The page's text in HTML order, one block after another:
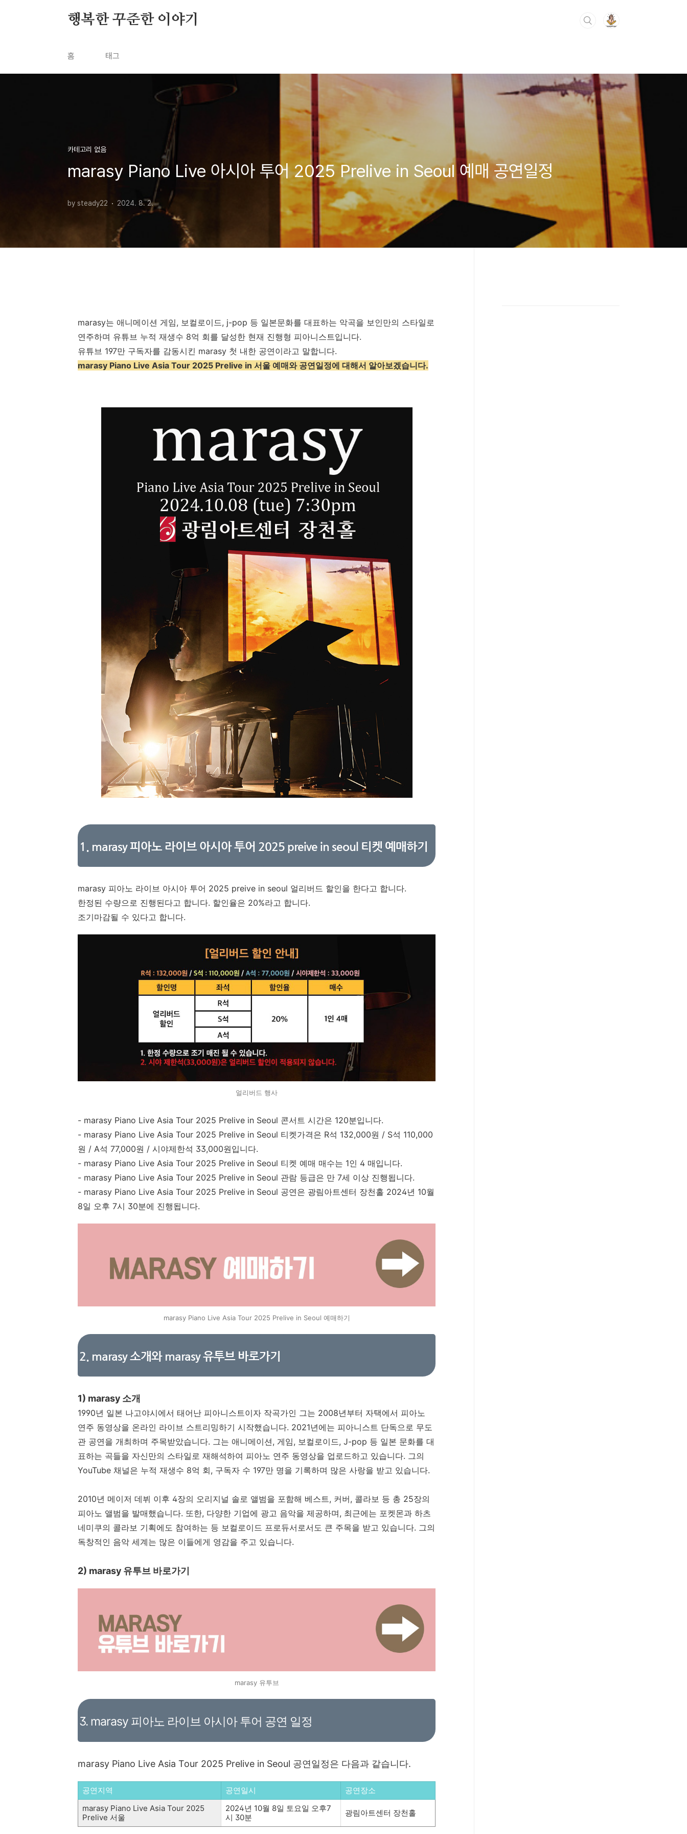
행복한 꾸준한 이야기
홈 태그
카테고리 없음
marasy Piano Live 아시아 투어 2025 Prelive in Seoul 예매 공연일정
by steady22 2024. 8. 2.
marasy는 애니메이션 게임, 보컬로이드, j-pop 등 일본문화를 대표하는 악곡을 보인만의 스타일로
연주하며 유튜브 누적 재생수 8억 회를 달성한 현재 진행형 피아니스트입니다.
유튜브 197만 구독자를 감동시킨 marasy 첫 내한 공연이라고 말합니다.
marasy Piano Live Asia Tour 2025 Prelive in 서울 예매와 공연일정에 대해서 알아보겠습니다.
1. marasy 피아노 라이브 아시아 투어 2025 preive in seoul 티켓 예매하기
marasy 피아노 라이브 아시아 투어 2025 preive in seoul 얼리버드 할인을 한다고 합니다.
한정된 수량으로 진행된다고 합니다. 할인율은 20%라고 합니다.
조기마감될 수 있다고 합니다.
얼리버드 행사
- marasy Piano Live Asia Tour 2025 Prelive in Seoul 콘서트 시간은 120분입니다.
- marasy Piano Live Asia Tour 2025 Prelive in Seoul 티켓가격은 R석 132,000원 / S석 110,000
원 / A석 77,000원 / 시야제한석 33,000원입니다.
- marasy Piano Live Asia Tour 2025 Prelive in Seoul 티켓 예매 매수는 1인 4 매입니다.
- marasy Piano Live Asia Tour 2025 Prelive in Seoul 관람 등급은 만 7세 이상 진행됩니다.
- marasy Piano Live Asia Tour 2025 Prelive in Seoul 공연은 광림아트센터 장천홀 2024년 10월
8일 오후 7시 30분에 진행됩니다.
marasy Piano Live Asia Tour 2025 Prelive in Seoul 예매하기
2. marasy 소개와 marasy 유투브 바로가기
1) marasy 소개
1990년 일본 나고야시에서 태어난 피아니스트이자 작곡가인 그는 2008년부터 자택에서 피아노
연주 동영상을 온라인 라이브 스트리밍하기 시작했습니다. 2021년에는 피아니스트 단독으로 무도
관 공연을 개최하며 주목받았습니다. 그는 애니메이션, 게임, 보컬로이드, J-pop 등 일본 문화를 대
표하는 곡들을 자신만의 스타일로 재해석하여 피아노 연주 동영상을 업로드하고 있습니다. 그의
YouTube 채널은 누적 재생수 8억 회, 구독자 수 197만 명을 기록하며 많은 사랑을 받고 있습니다.
2010년 메이저 데뷔 이후 4장의 오리지널 솔로 앨범을 포함해 베스트, 커버, 콜라보 등 총 25장의
피아노 앨범을 발매했습니다. 또한, 다양한 기업에 광고 음악을 제공하며, 최근에는 포켓몬과 하츠
네미쿠의 콜라보 기획에도 참여하는 등 보컬로이드 프로듀서로서도 큰 주목을 받고 있습니다. 그의
독창적인 음악 세계는 많은 이들에게 영감을 주고 있습니다.
2) marasy 유투브 바로가기
marasy 유투브
3. marasy 피아노 라이브 아시아 투어 공연 일정
marasy Piano Live Asia Tour 2025 Prelive in Seoul 공연일정은 다음과 같습니다.
공연지역 공연일시
공연장소
marasy Piano Live Asia Tour 2025
Prelive 서울
2024년 10월 8일 토요일 오후7
시 30분
광림아트센터 장천홀